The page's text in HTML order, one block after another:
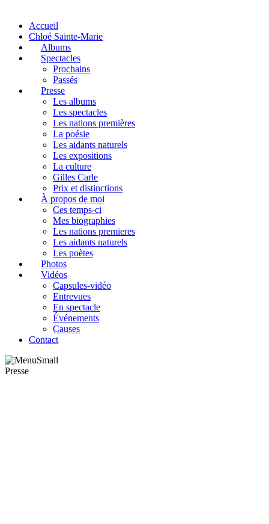
Accueil
Chloé Sainte-Marie
Albums
Spectacles
Prochains
Passés
Presse
Les albums
Les spectacles
Les nations premières
La poésie
Les aidants naturels
Les expositions
La culture
Gilles Carle
Prix et distinctions
À propos de moi
Ces temps-ci
Mes biographies
Les nations premieres
Les aidants naturels
Les poètes
Photos
Vidéos
Capsules-vidéo
Entrevues
En spectacle
Événements
Causes
Contact
Presse